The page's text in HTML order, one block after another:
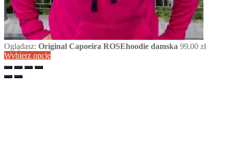
Oglądasz: Original Capoeira ROSEhoodie damska 99,00 zł
Wybierz opcje